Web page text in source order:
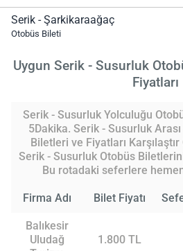
Serik - Şarkikaraağaç
Otobüs Bileti
Uygun Serik - Susurluk
Fiyatları
Serik - Susurluk Yolculuğu
5Dakika. Serik - Susurluk
Biletleri ve Fiyatları
Serik - Susurluk Otobüs
Bu rotadaki seferlere
Firma Adı Bilet Fiyatı
Balıkesir
Uludağ
1.800 TL